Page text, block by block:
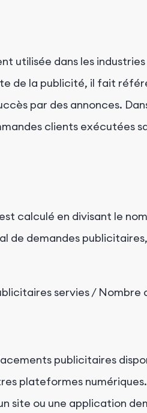
utilisée dans les industries
de la publicité, il fait
par des annonces.
clients exécutées
calculé en divisant le
de demandes
publicitaires
plateformes numériques.
site ou une application